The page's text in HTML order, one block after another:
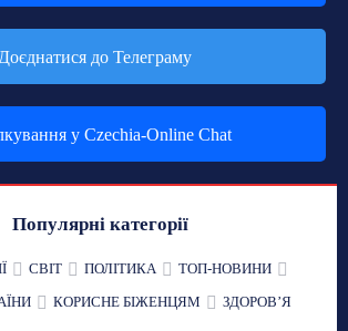
до Телеграму
у Czechia-Online Chat
Популярні категорії
СВІТ ПОЛІТИКА
ТОП-НОВИНИ
КОРИСНЕ БІЖЕНЦЯМ ЗДОРОВʼЯ